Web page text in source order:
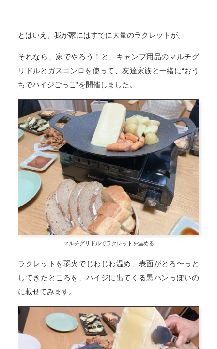
とはいえ、我が家にはすでに大量のラクレットが。
それなら、家でやろう！と、キャンプ用品のマルチグ
リドルとガスコンロを使って、友達家族と一緒に“おう
ちでハイジごっこ”を開催しました。
マルチグリドルでラクレットを温める
ラクレットを弱火でじわじわ温め、表面がとろ〜っと
してきたところを、ハイジに出てくる黒パンっぽいの
に載せてみます。